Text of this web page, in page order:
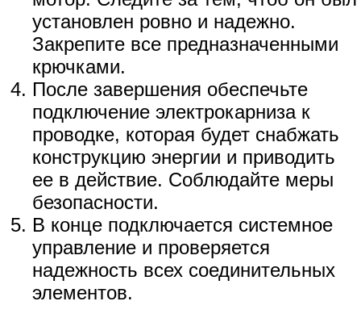
установлен ровно и надежно.
Закрепите все предназначенными
крючками.
После завершения обеспечьте
подключение электрокарниза к
проводке, которая будет снабжать
конструкцию энергии и приводить
ее в действие. Соблюдайте меры
безопасности.
В конце подключается системное
управление и проверяется
надежность всех соединительных
элементов.